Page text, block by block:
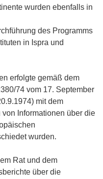
wurden ebenfalls in
des Programms
in Ispra und
erfolgte gemäß dem
74 vom 17. September
mit dem
Informationen über die
wurden.
Rat und dem
über die